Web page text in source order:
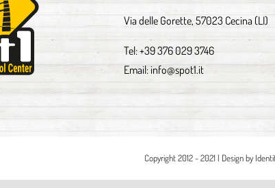
Via delle Gorette, 57023 Cecina (LI)
Tel:+39 376 029 3746
Email:info@spot1.it
Copyright 2012 - 2021 | Design by